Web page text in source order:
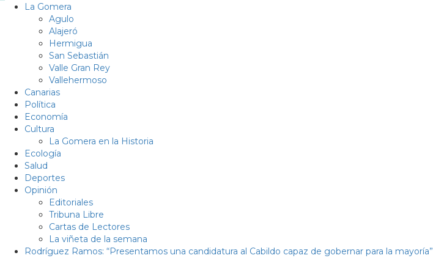
PrimaryLa Gomera
Agulo
Alajeró
Hermigua
San Sebastián
Valle Gran Rey
Vallehermoso
Canarias
Política
Economía
Cultura
La Gomera en la Historia
Ecología
Salud
Deportes
Opinión
Editoriales
Tribuna Libre
Cartas de Lectores
La viñeta de la semana
Rodríguez Ramos: “Presentamos una candidatura al Cabildo capaz de gobernar para la mayoría”